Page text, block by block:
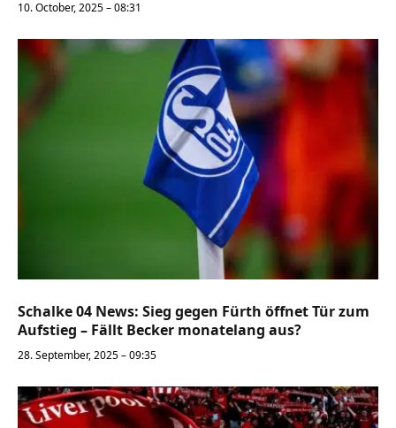
10. October, 2025 – 08:31
Schalke 04 News: Sieg gegen Fürth öffnet Tür zum
Aufstieg – Fällt Becker monatelang aus?
28. September, 2025 – 09:35